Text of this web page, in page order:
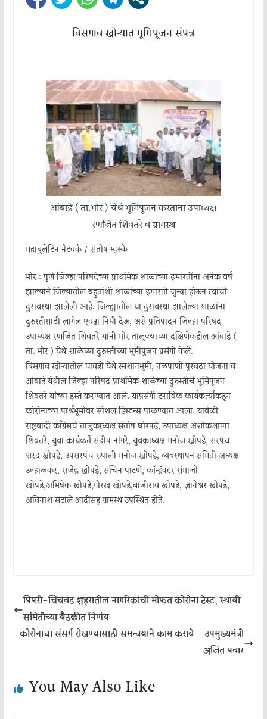
विसगाव खोऱ्यात भूमिपूजन संपन्न
आंबाडे ( ता.भोर ) येथे भूमिपूजन करताना उपाध्यक्ष
रणजित शिवतरे व ग्रामस्थ
महाबुलेटिन नेटवर्क / संतोष म्हस्के
भोर : पुणे जिल्हा परिषदेच्या प्राथमिक शाळांच्या इमारतींना अनेक वर्षे
झाल्याने जिल्यातील बहुतांशी शाळांच्या इमारती जुन्या होऊन त्यांची
दुरावस्था झालेली आहे. जिल्ह्यातील या दुरावस्था झालेल्या शाळांना
दुरुस्तीसाठी लागेल एवढा निधी देऊ, असे प्रतिपादन जिल्हा परिषद
उपाध्यक्ष रणजित शिवतरे यांनी भोर तालुक्याच्या दक्षिणेकडील आंबाडे (
ता. भोर ) येथे शाळेच्या दुरुस्तीच्या भूमीपुजन प्रसंगी केले.
विसगाव खोऱ्यातील धावडी येथे स्मशानभूमी, नळपाणी पुरवठा योजना व
आंबाडे येथील जिल्हा परिषद प्राथमिक शाळेच्या दुरुस्तीचे भूमिपूजन
शिवतरे यांच्या हस्ते करण्यात आले. याप्रसंगी ठराविक कार्यकर्त्यांकडून
कोरोनाच्या पार्श्वभूमीवर सोशल डिस्टन्स पाळण्यात आला. यावेळी
राष्ट्रवादी काँग्रेसचे तालुकाध्यक्ष संतोष घोरपडे, उपाध्यक्ष अशोकआप्पा
शिवतरे, युवा कार्यकर्ते संदीप नांगरे, युवकाध्यक्ष मनोज खोपडे, सरपंच
शरद खोपडे, उपसरपंच रुपाली मनोज खोपडे, व्यवस्थापन समिती अध्यक्ष
उल्हाळकर, राजेंद्र खोपडे, सचिन पाटणे, कॉन्ट्रॅक्टर संभाजी
खोपडे,अभिषेक खोपडे,गोरख खोपडे,बाजीराव खोपडे, ज्ञानेश्वर खोपडे,
अविनाश सटाले आदींसह ग्रामस्थ उपस्थित होते.
पिंपरी-चिंचवड शहरातील नागरिकांची मोफत कोरोना टेस्ट, स्थायी
समितीच्या बैठकीत निर्णय
कोरोनाचा संसर्ग रोखण्‍यासाठी समन्वयाने काम करावे – उपमुख्यमंत्री
अजित पवार
You May Also Like